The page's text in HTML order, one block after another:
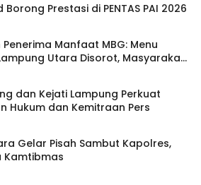
Prestasi di PENTAS PAI 2026
Manfaat MBG: Menu
Utara Disorot, Masyarakat
Investigasi
dan Kejati Lampung Perkuat
Hukum dan Kemitraan Pers
Gelar Pisah Sambut Kapolres,
Kamtibmas